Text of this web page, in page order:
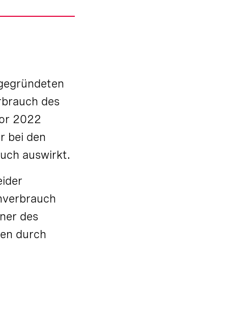
des
2022
bei den
auswirkt.
des
durch